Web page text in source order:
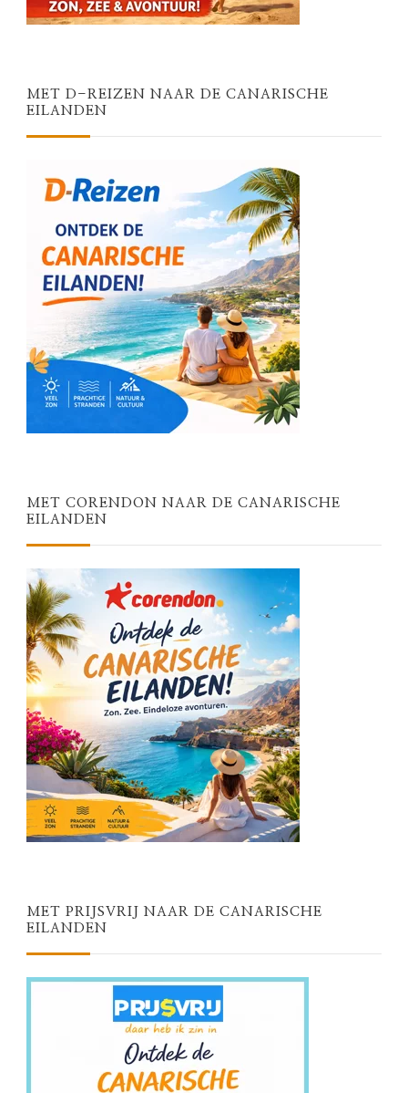
MET D-REIZEN NAAR DE CANARISCHE
EILANDEN
MET CORENDON NAAR DE CANARISCHE
EILANDEN
MET PRIJSVRIJ NAAR DE CANARISCHE
EILANDEN